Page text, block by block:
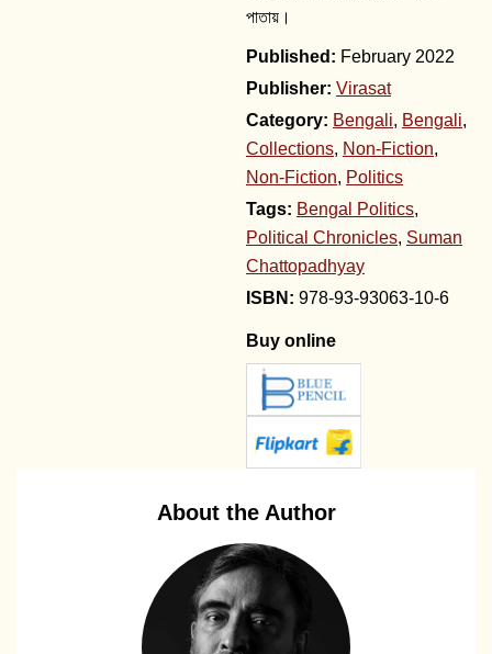
পাতায়।
February 2022
Publisher: Virasat
Category: Bengali, Bengali,
Collections, Non-Fiction,
Non-Fiction, Politics
Tags: Bengal Politics,
Political Chronicles, Suman
Chattopadhyay
978-93-93063-10-6
Buy online
About the Author